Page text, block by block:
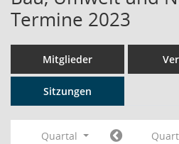
Termine 2023
Mitglieder
Sitzungen
Quartal